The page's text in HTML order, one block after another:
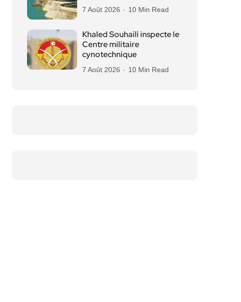
7 Août 2026 10 Min Read
Khaled Souhaili inspecte le
Centre militaire
cynotechnique
7 Août 2026 10 Min Read